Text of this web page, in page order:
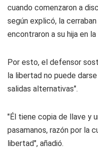
cuando comenzaron a
según explicó, la
encontraron a su hija en
Por esto, el defensor
la libertad no puede
salidas alternativas".
"Él tiene copia de llave y
pasamanos, razón por la
libertad", añadió.